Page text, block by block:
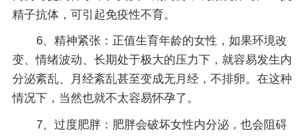
精子抗体，可引起免疫性不育。
6、精神紧张：正值生育年龄的女性，如果环境改
变、情绪波动、长期处于极大的压力下，就容易发生内
分泌紊乱、月经紊乱甚至变成无月经，不排卵。在这种
情况下，当然也就不太容易怀孕了。
7、过度肥胖：肥胖会破坏女性内分泌，也会阻碍